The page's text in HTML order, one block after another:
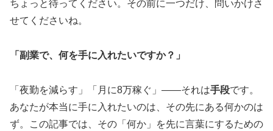
ちょっと待ってください。その前に一つだけ、問いかけさ
せてくださいね。
「副業で、何を手に入れたいですか？」
「夜勤を減らす」「月に8万稼ぐ」——それは手段です。
あなたが本当に手に入れたいのは、その先にある何かのは
ず。この記事では、その「何か」を先に言葉にするための